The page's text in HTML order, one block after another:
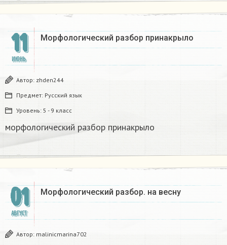
11
ИЮНЬ
Морфологический разбор принакрыло
Автор: zhden244
Предмет: Русский язык
Уровень: 5 - 9 класс
морфологический разбор принакрыло
01
АВГУСТ
Морфологический разбор. на весну
Автор: malinicmarina702